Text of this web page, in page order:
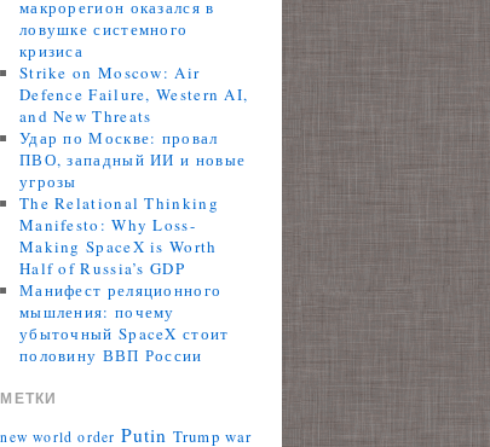
макрорегион оказался в
ловушке системного
кризиса
Strike on Moscow: Air
Defence Failure, Western AI,
and New Threats
Удар по Москве: провал
ПВО, западный ИИ и новые
угрозы
The Relational Thinking
Manifesto: Why Loss-
Making SpaceX is Worth
Half of Russia’s GDP
Манифест реляционного
мышления: почему
убыточный SpaceX стоит
половину ВВП России
МЕТКИ
new world order Putin Trump war